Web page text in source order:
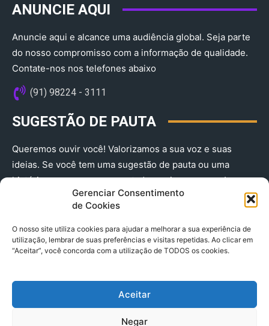
Gerenciar Consentimento
de Cookies
O nosso site utiliza cookies para ajudar a melhorar a sua experiência de
utilização, lembrar de suas preferências e visitas repetidas. Ao clicar em
“Aceitar”, você concorda com a utilização de TODOS os cookies.
Aceitar
Negar
ANUNCIE AQUI
Anuncie aqui e alcance uma audiência global. Seja parte
do nosso compromisso com a informação de qualidade.
Contate-nos nos telefones abaixo
(91) 98224 - 3111
SUGESTÃO DE PAUTA
Queremos ouvir você! Valorizamos a sua voz e suas
ideias. Se você tem uma sugestão de pauta ou uma
história que merece ser contada, envie-nos agora!
(91) 98224 - 3111
© 2025 A Província do Pará CNPJ: 04.901.141/0001-36 End .
Trav. Quintino Bocaiuva 2301, Ed. Rogério Fernandez – Sala